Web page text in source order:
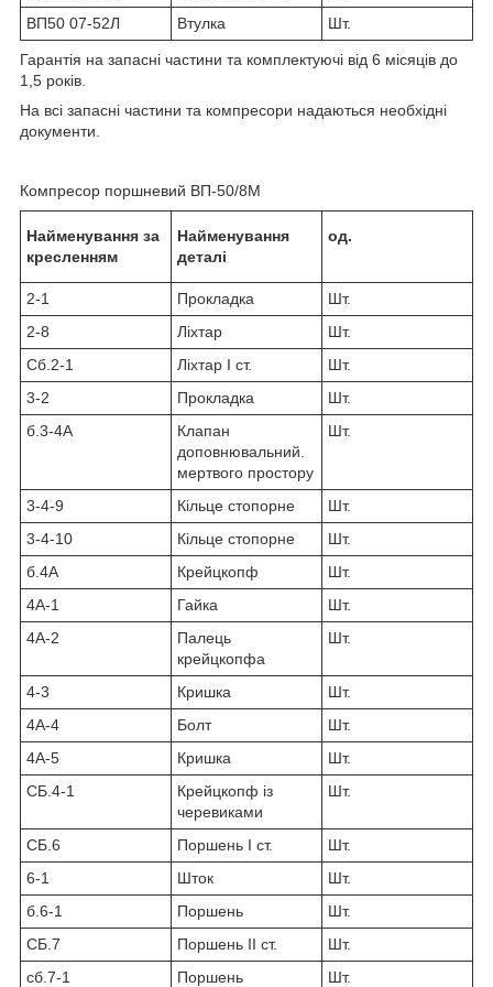
ВП50 07-52Л
Втулка Шт.
Гарантія на запасні частини та комплектуючі від 6 місяців до
1,5 років.
На всі запасні частини та компресори надаються необхідні
документи.
Компресор поршневий ВП-50/8М
Найменування за
кресленням
Найменування
деталі
од.
2-1 Прокладка
Шт.
2-8
Ліхтар
Шт.
Сб.2-1
Ліхтар I ст.
Шт.
3-2
Прокладка
Шт.
б.3-4А
Клапан
доповнювальний.
мертвого простору
Шт.
3-4-9 Кільце стопорне
Шт.
3-4-10
Кільце стопорне
Шт.
б.4А
Крейцкопф
Шт.
4А-1
Гайка
Шт.
4А-2
Палець
крейцкопфа
Шт.
4-3 Кришка
Шт.
4А-4
Болт
Шт.
4А-5
Кришка
Шт.
СБ.4-1
Крейцкопф із
черевиками
Шт.
СБ.6 Поршень I ст.
Шт.
6-1
Шток
Шт.
б.6-1
Поршень
Шт.
СБ.7
Поршень II ст.
Шт.
сб.7-1
Поршень
Шт.